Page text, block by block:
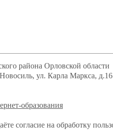
района Орловской области
ул. Карла Маркса, д.16
образования
согласие на обработку